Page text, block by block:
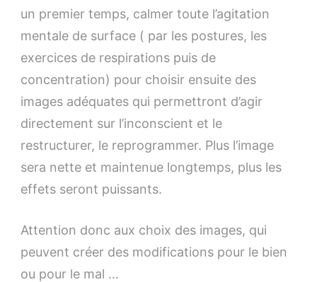
un premier temps, calmer toute l’agitation
mentale de surface ( par les postures, les
exercices de respirations puis de
concentration) pour choisir ensuite des
images adéquates qui permettront d’agir
directement sur l’inconscient et le
restructurer, le reprogrammer. Plus l’image
sera nette et maintenue longtemps, plus les
effets seront puissants.
Attention donc aux choix des images, qui
peuvent créer des modifications pour le bien
ou pour le mal …